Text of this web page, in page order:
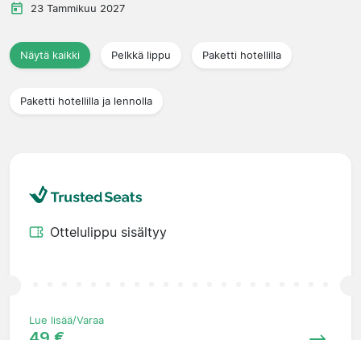
23 Tammikuu 2027
Näytä kaikki Pelkkä lippu Paketti hotellilla
Paketti hotellilla ja lennolla
Ottelulippu sisältyy
Lue lisää/Varaa